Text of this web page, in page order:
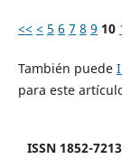
<< < 5 6 7 8 9 10
También puede
para este
ISSN 1852-7213